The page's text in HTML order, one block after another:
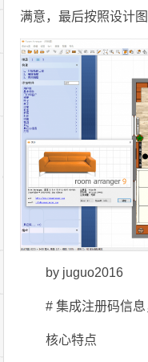
满意，最后按照设计图
by juguo2016
# 集成注册码信息
核心特点